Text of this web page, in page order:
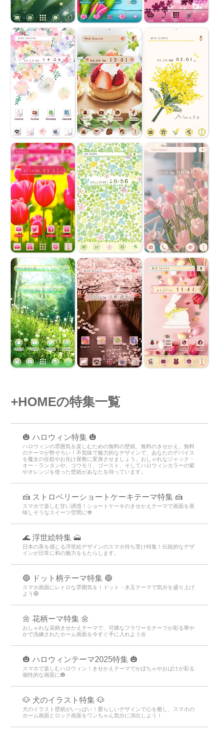
+HOMEの特集一覧
🎃 ハロウィン特集 🎃
ハロウィンの雰囲気を楽しむための無料の壁紙、無料のきせかえ、無料
のテーマが勢ぞろい！不気味で魅力的なデザインで、あなたのデバイス
を魔女の住処やお化け屋敷に変身させましょう。おしゃれなジャック・
オー・ランタンや、コウモリ、ゴースト、そしてハロウィンカラーの紫
やオレンジを使った壁紙があなたを待っています。
🍰 ストロベリーショートケーキテーマ特集 🍰
スマホで楽しむ甘い誘惑！ショートケーキのきせかえテーマで画面を美
味しそうなスイーツ空間に🍓
🌊 浮世絵特集 🗻
日本の美を感じる浮世絵デザインのスマホ待ち受け特集！伝統的なデザ
インが日常に和の魅力をもたらします。
🔵 ドット柄テーマ特集 🔵
スマホ画面にレトロな雰囲気を！ドット・水玉テーマで気分を盛り上げ
よう🔵
🌼 花柄ーマ特集 🌼
おしゃれな花柄きせかえテーマで、可憐なフラワーモチーフが彩る華や
かで洗練されたホーム画面を今すぐ手に入れよう🌼
🎃 ハロウィンテーマ2025特集 🎃
スマホで楽しむハロウィン！きせかえテーマでかぼちゃやおばけが彩る
個性的な画面に🎃
🐶 犬のイラスト特集 🐶
犬のイラスト壁紙がいっぱい！愛らしいデザインで心を癒し、スマホの
ホーム画面とロック画面をワンちゃん気分に演出しよう！